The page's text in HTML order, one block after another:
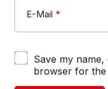
E-Mail *
Save my name,
browser for the